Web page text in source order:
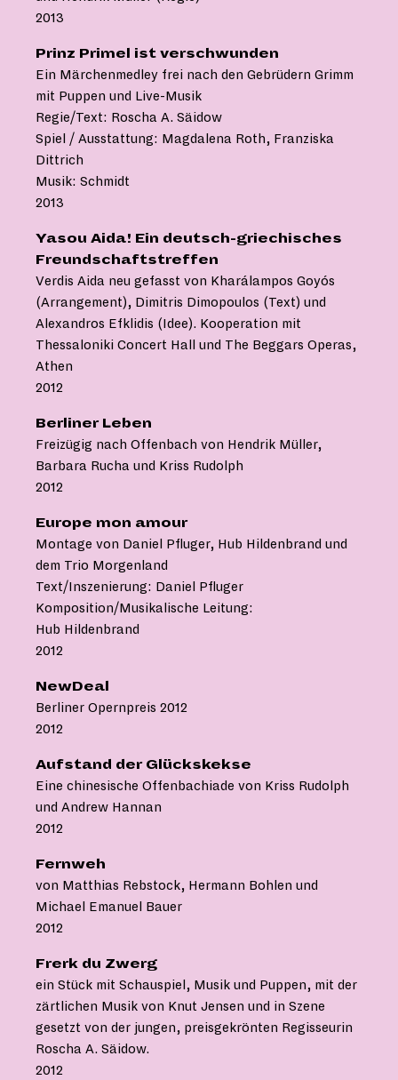
2013
Prinz Primel ist verschwunden
Ein Märchenmedley frei nach den Gebrüdern Grimm
mit Puppen und Live-Musik
Regie/Text: Roscha A. Säidow
Spiel / Ausstattung: Magdalena Roth, Franziska
Dittrich
Musik: Schmidt
2013
Yasou Aida! Ein deutsch-griechisches
Freundschaftstreffen
Verdis Aida neu gefasst von Kharálampos Goyós
(Arrangement), Dimitris Dimopoulos (Text) und
Alexandros Efklidis (Idee). Kooperation mit
Thessaloniki Concert Hall und The Beggars Operas,
Athen
2012
Berliner Leben
Freizügig nach Offenbach von Hendrik Müller,
Barbara Rucha und Kriss Rudolph
2012
Europe mon amour
Montage von Daniel Pfluger, Hub Hildenbrand und
dem Trio Morgenland
Text/Inszenierung: Daniel Pfluger
Komposition/Musikalische Leitung:
Hub Hildenbrand
2012
NewDeal
Berliner Opernpreis 2012
2012
Aufstand der Glückskekse
Eine chinesische Offenbachiade von Kriss Rudolph
und Andrew Hannan
2012
Fernweh
von Matthias Rebstock, Hermann Bohlen und
Michael Emanuel Bauer
2012
Frerk du Zwerg
ein Stück mit Schauspiel, Musik und Puppen, mit der
zärtlichen Musik von Knut Jensen und in Szene
gesetzt von der jungen, preisgekrönten Regisseurin
Roscha A. Säidow.
2012